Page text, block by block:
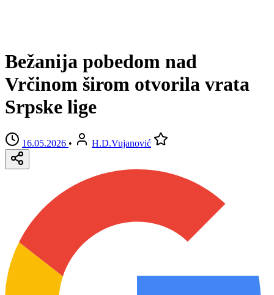
Bežanija pobedom nad
Vrčinom širom otvorila vrata
Srpske lige
16.05.2026 • H.D.Vujanović